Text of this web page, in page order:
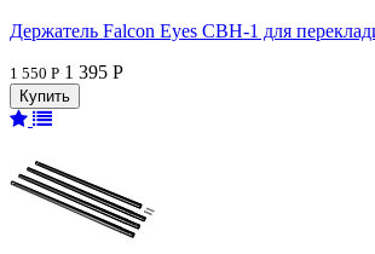
Держатель Falcon Eyes CBH-1 для
1 550 Р 1 395 Р